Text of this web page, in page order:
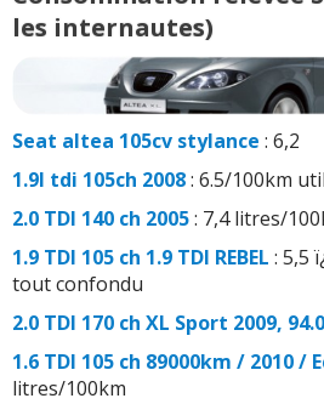
les internautes)
Seat altea 105cv stylance : 6,2
1.9l tdi 105ch 2008: 6.5/100km
2.0 TDI 140 ch 2005: 7,4 litres/
1.9 TDI 105 ch 1.9 TDI REBEL : 5,5
tout confondu
2.0 TDI 170 ch XL Sport 2009,
1.6 TDI 105 ch 89000km / 2010 /
litres/100km